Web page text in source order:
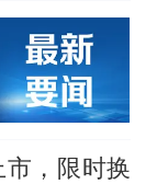
，限时换